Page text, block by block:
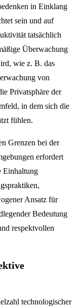
in Einklang
sein und auf
tatsächlich
Überwachung
wie z. B. das
von
Privatsphäre der
in dem sich die
fühlen.
Grenzen bei der
erfordert
Einhaltung
Ansatz für
Bedeutung
respektvollen
technologischer